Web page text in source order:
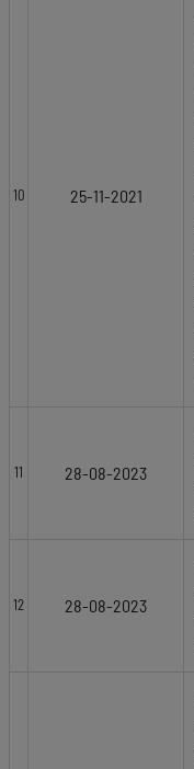
10 25-11-2021
11 28-08-2023
12 28-08-2023